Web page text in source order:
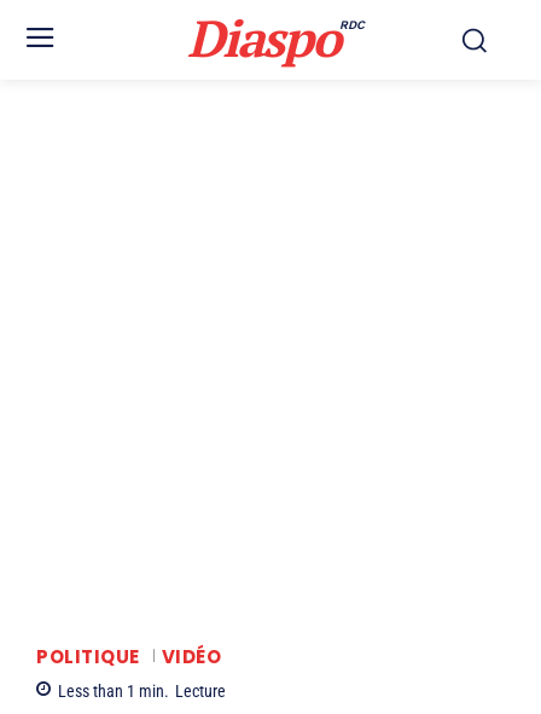
DiaspoRDC
POLITIQUE VIDÉO
Less than 1 min. Lecture